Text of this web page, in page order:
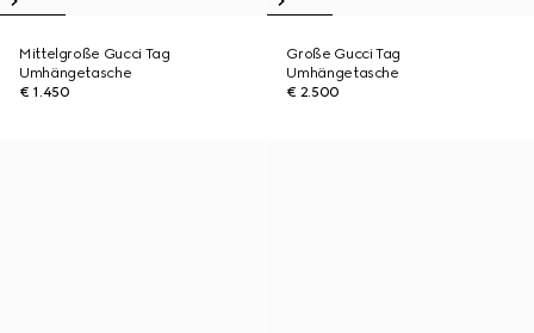
Mittelgroße Gucci Tag
Umhängetasche
€ 1.450
Große Gucci Tag
Umhängetasche
€ 2.500